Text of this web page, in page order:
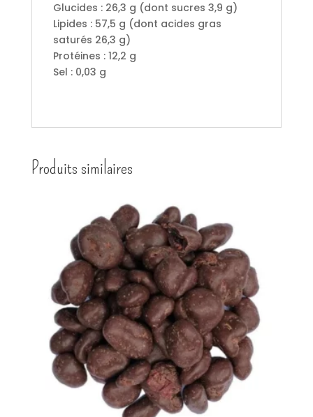
Glucides : 26,3 g (dont sucres 3,9 g)
Lipides : 57,5 g (dont acides gras
saturés 26,3 g)
Protéines : 12,2 g
Sel : 0,03 g
Produits similaires